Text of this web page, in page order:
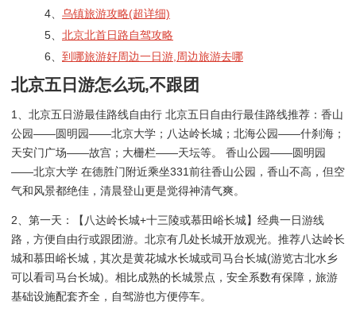
4、 乌镇旅游攻略(超详细)
5、 北京北首日路自驾攻略
6、 到哪旅游好周边一日游,周边旅游去哪
北京五日游怎么玩,不跟团
1、北京五日游最佳路线自由行 北京五日自由行最佳路线推荐：香山
公园——圆明园——北京大学；八达岭长城；北海公园——什刹海；
天安门广场——故宫；大栅栏——天坛等。 香山公园——圆明园
——北京大学 在德胜门附近乘坐331前往香山公园，香山不高，但空
气和风景都绝佳，清晨登山更是觉得神清气爽。
2、第一天：【八达岭长城+十三陵或慕田峪长城】经典一日游线
路，方便自由行或跟团游。北京有几处长城开放观光。推荐八达岭长
城和慕田峪长城，其次是黄花城水长城或司马台长城(游览古北水乡
可以看司马台长城)。相比成熟的长城景点，安全系数有保障，旅游
基础设施配套齐全，自驾游也方便停车。